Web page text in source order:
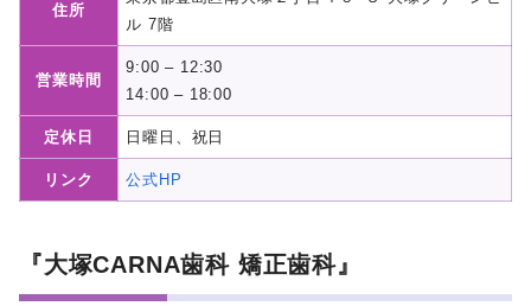
住所
ル 7階
営業時間
9:00 – 12:30
14:00 – 18:00
定休日 日曜日、祝日
リンク 公式HP
『大塚CARNA歯科 矯正歯科』